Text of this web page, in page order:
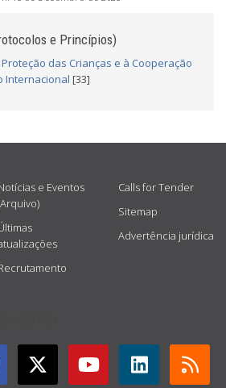
e Princípios)
das Crianças e à Cooperação
Internacional [33]
e Eventos
Calls for Tender
Sitemap
Advertência jurídica